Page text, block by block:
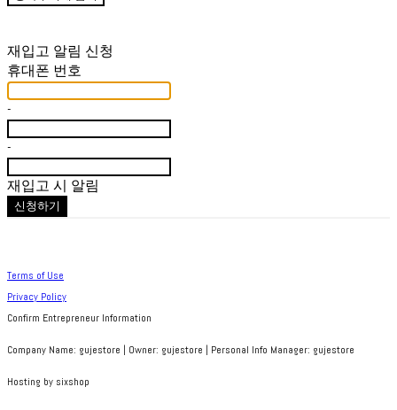
재입고 알림 신청
휴대폰 번호
-
-
재입고 시 알림
신청하기
Terms of Use
Privacy Policy
Confirm Entrepreneur Information
Company Name: gujestore | Owner: gujestore | Personal Info Manager: gujestore
Hosting by sixshop